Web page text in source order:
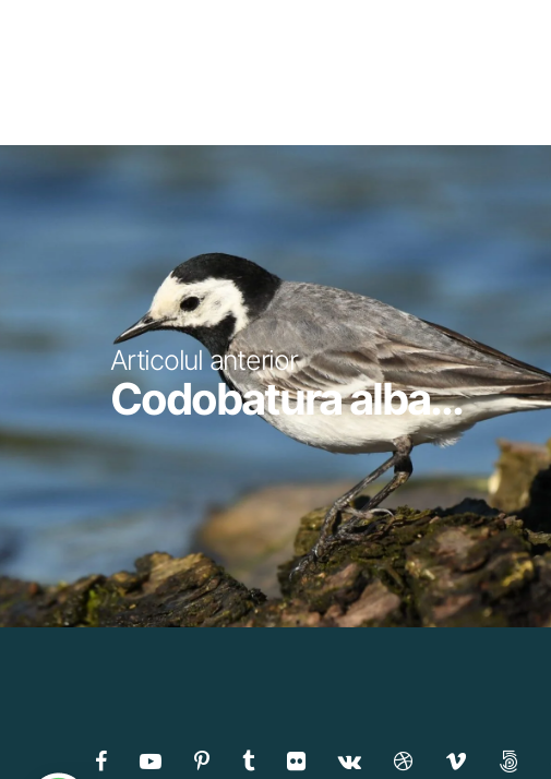
Articolul anterior
Codobatura alba...